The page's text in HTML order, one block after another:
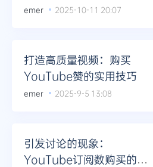
emer 2025-10-11 20:07
打造高质量视频：购买
YouTube赞的实用技巧
emer 2025-9-5 13:08
引发讨论的现象：
YouTube订阅数购买的利